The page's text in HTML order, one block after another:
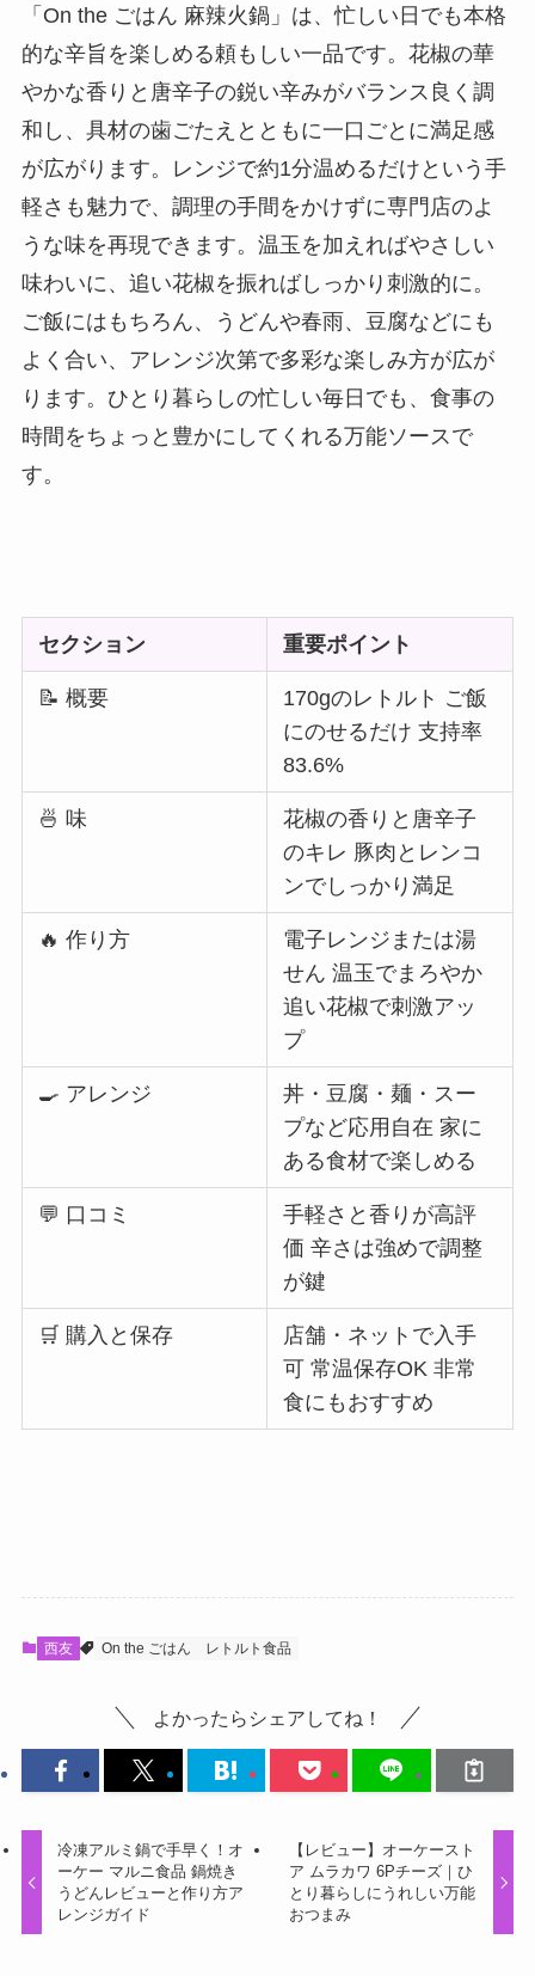
「On the ごはん 麻辣火鍋」は、忙しい日でも本格
的な辛旨を楽しめる頼もしい一品です。花椒の華
やかな香りと唐辛子の鋭い辛みがバランス良く調
和し、具材の歯ごたえとともに一口ごとに満足感
が広がります。レンジで約1分温めるだけという手
軽さも魅力で、調理の手間をかけずに専門店のよ
うな味を再現できます。温玉を加えればやさしい
味わいに、追い花椒を振ればしっかり刺激的に。
ご飯にはもちろん、うどんや春雨、豆腐などにも
よく合い、アレンジ次第で多彩な楽しみ方が広が
ります。ひとり暮らしの忙しい毎日でも、食事の
時間をちょっと豊かにしてくれる万能ソースで
す。
セクション 重要ポイント
📝 概要
170gのレトルト ご飯
にのせるだけ 支持率
83.6%
🍜 味
花椒の香りと唐辛子
のキレ 豚肉とレンコ
ンでしっかり満足
🔥 作り方
電子レンジまたは湯
せん 温玉でまろやか
追い花椒で刺激アッ
プ
🍳 アレンジ
丼・豆腐・麺・スー
プなど応用自在 家に
ある食材で楽しめる
💬 口コミ
手軽さと香りが高評
価 辛さは強めで調整
が鍵
🛒 購入と保存
店舗・ネットで入手
可 常温保存OK 非常
食にもおすすめ
西友 On the ごはん レトルト食品
よかったらシェアしてね！
冷凍アルミ鍋で手早く！オ
ーケー マルニ食品 鍋焼き
うどんレビューと作り方ア
レンジガイド
【レビュー】オーケースト
ア ムラカワ 6Pチーズ｜ひ
とり暮らしにうれしい万能
おつまみ